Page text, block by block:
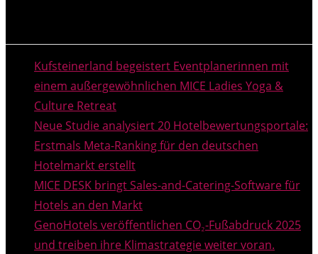
Kufsteinerland begeistert Eventplanerinnen mit
einem außergewöhnlichen MICE Ladies Yoga &
Culture Retreat
Neue Studie analysiert 20 Hotelbewertungsportale:
Erstmals Meta-Ranking für den deutschen
Hotelmarkt erstellt
MICE DESK bringt Sales-and-Catering-Software für
Hotels an den Markt
GenoHotels veröffentlichen CO₂-Fußabdruck 2025
und treiben ihre Klimastrategie weiter voran.